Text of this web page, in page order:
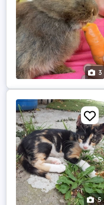
3
5